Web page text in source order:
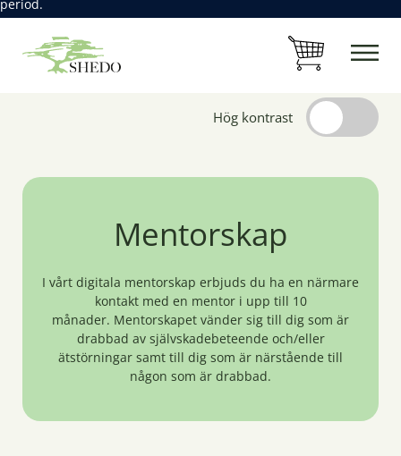
period.
Hög kontrast
Mentorskap
I vårt digitala mentorskap erbjuds du ha en närmare
kontakt med en mentor i upp till 10
månader. Mentorskapet vänder sig till dig som är
drabbad av självskadebeteende och/eller
ätstörningar samt till dig som är närstående till
någon som är drabbad.